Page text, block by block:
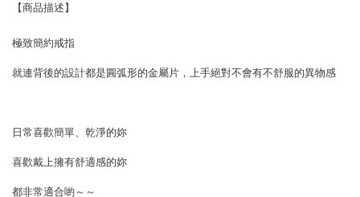
【商品描述】
極致簡約戒指
就連背後的設計都是圓弧形的金屬片，上手絕對不會有不舒服的異物感
日常喜歡簡單、乾淨的妳
喜歡戴上擁有舒適感的妳
都非常適合喲～～